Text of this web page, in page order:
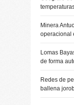
Minera
operacional
Lomas
de forma
Redes de
ballena